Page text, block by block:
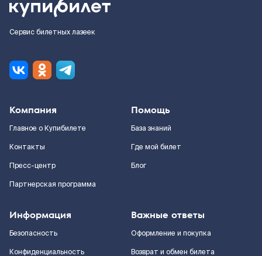
Сервис билетных лазеек
Компания
Главное о Купибилете
Контакты
Пресс-центр
Партнерская программа
Помощь
База знаний
Где мой билет
Блог
Информация
Безопасность
Конфиденциальность
Важные ответы
Оформление и покупка
Возврат и обмен билета